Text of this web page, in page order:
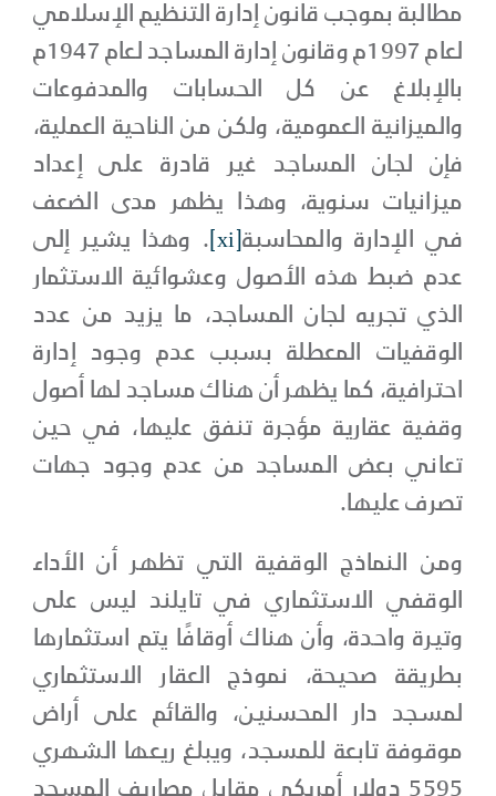
مطالبة بموجب قانون إدارة التنظيم الإسلامي
لعام 1997م وقانون إدارة المساجد لعام 1947م
بالإبلاغ عن كل الحسابات والمدفوعات
والميزانية العمومية، ولكن من الناحية العملية،
فإن لجان المساجد غير قادرة على إعداد
ميزانيات سنوية، وهذا يظهر مدى الضعف
في الإدارة والمحاسبة[xi]
. وهذا يشير إلى
عدم ضبط هذه الأصول وعشوائية الاستثمار
الذي تجريه لجان المساجد، ما يزيد من عدد
الوقفيات المعطلة بسبب عدم وجود إدارة
احترافية، كما يظهر أن هناك مساجد لها أصول
وقفية عقارية مؤجرة تنفق عليها، في حين
تعاني بعض المساجد من عدم وجود جهات
تصرف عليها.
ومن النماذج الوقفية التي تظهر أن الأداء
الوقفي الاستثماري في تايلند ليس على
وتيرة واحدة، وأن هناك أوقافًا يتم استثمارها
بطريقة صحيحة، نموذج العقار الاستثماري
لمسجد دار المحسنين، والقائم على أراض
موقوفة تابعة للمسجد، ويبلغ ريعها الشهري
5595 دولار أمريكي مقابل مصاريف المسجد